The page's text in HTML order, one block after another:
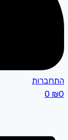
התחברות
₪0
0